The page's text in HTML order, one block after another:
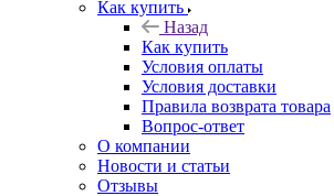
Как купить
Назад
Как купить
Условия оплаты
Условия доставки
Правила возврата товара
Вопрос-ответ
О компании
Новости и статьи
Отзывы